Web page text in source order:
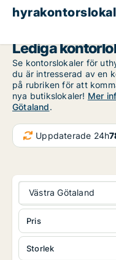
Lediga
Se kontorslokaler för
du är intresserad av en
på rubriken för att
nya butikslokaler! Mer
Götaland.
Uppdaterade 24h
Västra Götaland
Storlek
Pris